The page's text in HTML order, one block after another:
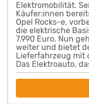
Elektromobilität.
Käufer:innen
Opel Rocks-e,
die elektrische
7.990 Euro. Nun
weiter und bietet
Lieferfahrzeug mit
Das Elektroauto,